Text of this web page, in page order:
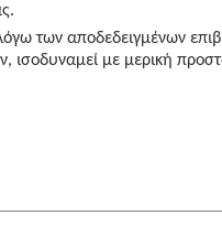
των αποδεδειγμένων
ισοδυναμεί με μερική